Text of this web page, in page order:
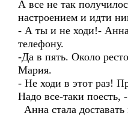
А все не так
настроением и идти
- А ты и не ходи!-
телефону.
-Да в пять. Около
Мария.
- Не ходи в этот раз!
Надо все-таки поесть, -
Анна стала